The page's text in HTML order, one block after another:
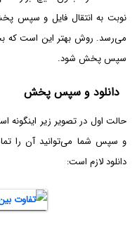
نوبت به انتقال فایل و سپس
می‌رسد. روش بهتر این است که
سپس پخش شود.
دانلود و سپس پخش
و سپس شما می‌توانید آن را
دانلود لازم است: